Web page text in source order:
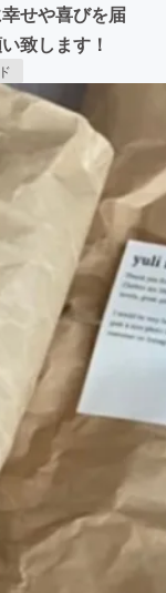
せや喜びを届
致します！